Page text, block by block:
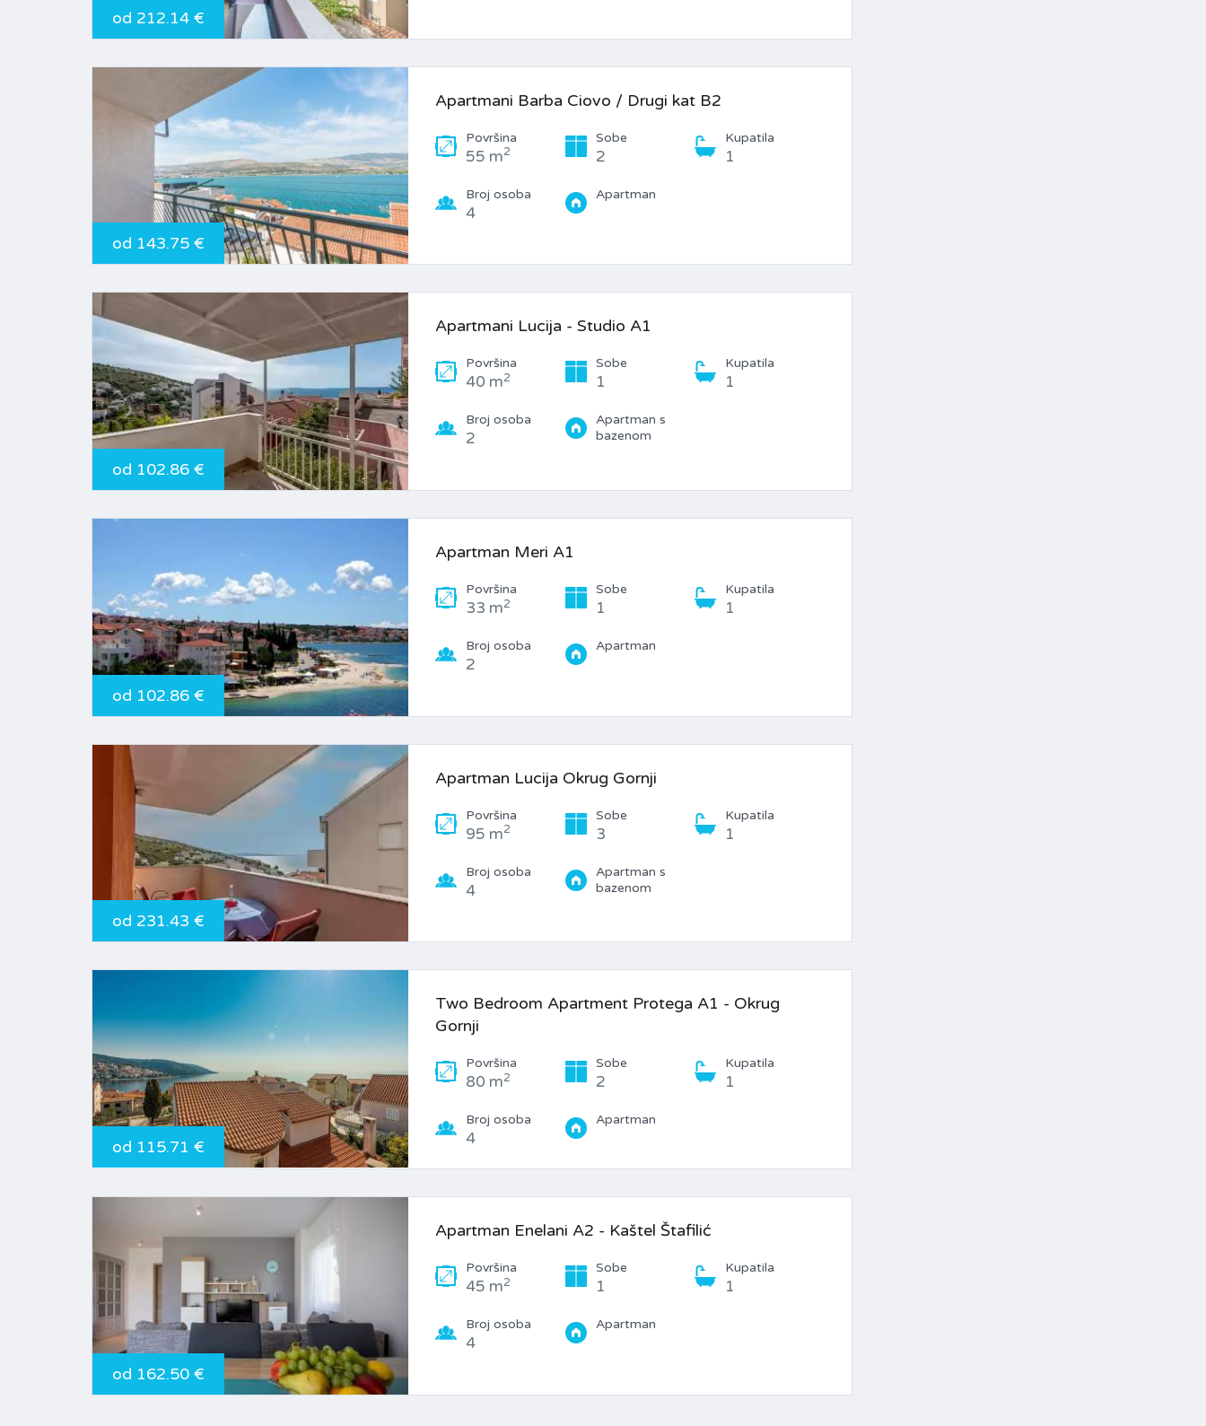
od 212.14 €
od 143.75 €
Apartmani Barba Ciovo / Drugi kat B2
Površina
55 m2
Sobe
2
Kupatila
1
Broj osoba
4
Apartman
od 102.86 €
Apartmani Lucija - Studio A1
Površina
40 m2
Sobe
1
Kupatila
1
Broj osoba
2
Apartman s
bazenom
od 102.86 €
Apartman Meri A1
Površina
33 m2
Sobe
1
Kupatila
1
Broj osoba
2
Apartman
od 231.43 €
Apartman Lucija Okrug Gornji
Površina
95 m2
Sobe
3
Kupatila
1
Broj osoba
4
Apartman s
bazenom
od 115.71 €
Two Bedroom Apartment Protega A1 - Okrug
Gornji
Površina
80 m2
Sobe
2
Kupatila
1
Broj osoba
4
Apartman
od 162.50 €
Apartman Enelani A2 - Kaštel Štafilić
Površina
45 m2
Sobe
1
Kupatila
1
Broj osoba
4
Apartman